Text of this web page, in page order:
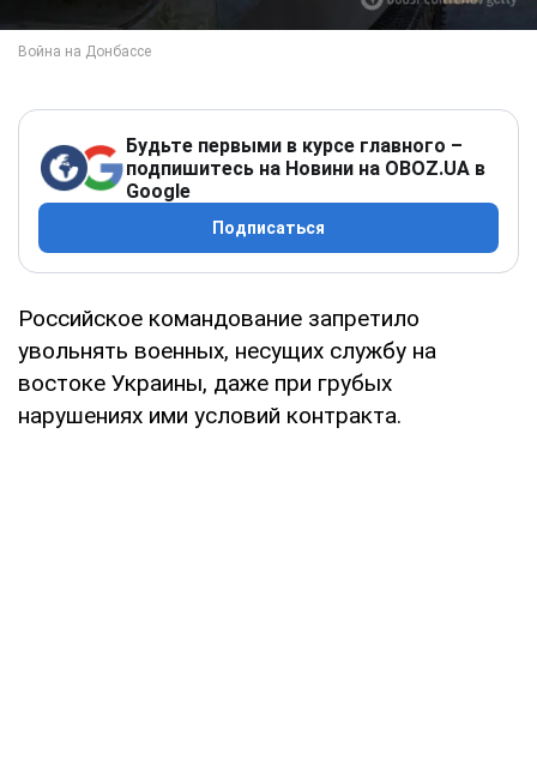
Будьте первыми в курсе главного –
подпишитесь на Новини на OBOZ.UA в
Google
Подписаться
Российское командование запретило
увольнять военных, несущих службу на
востоке Украины, даже при грубых
нарушениях ими условий контракта.